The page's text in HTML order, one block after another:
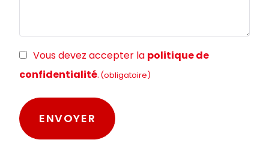
RGPDVous devez accepter la politique de
confidentialité. (obligatoire)